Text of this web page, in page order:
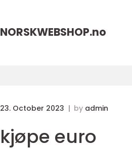
NORSKWEBSHOP.no
23. October 2023 by admin
kjøpe euro